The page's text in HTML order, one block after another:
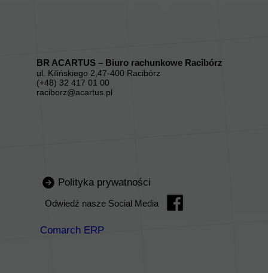
Polityka prywatności
BR ACARTUS – Biuro rachunkowe Racibórz
ul. Kilińskiego 2,47-400 Racibórz
(+48) 32 417 01 00
raciborz@acartus.pl
Odwiedź nasze Social Media
Comarch ERP